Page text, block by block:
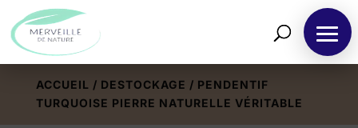
ACCUEIL / DESTOCKAGE / PENDENTIF
TURQUOISE PIERRE NATURELLE VÉRITABLE